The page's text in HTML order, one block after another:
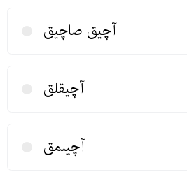
آچیق صاچیق
آچیقلق
آچیلمق